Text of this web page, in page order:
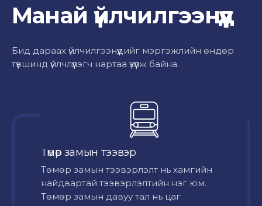
Манай үйлчилгээнүүд
Бид дараах үйлчилгээнүүдийг мэргэжлийн өндөр
түвшинд үйлчлүүлэгч нартаа үзүүлж байна.
Төмөр замын тээвэр
Төмөр замын тээвэрлэлт нь хамгийн
найдвартай тээвэрлэлтийн нэг юм.
Төмөр замын давуу тал нь цаг